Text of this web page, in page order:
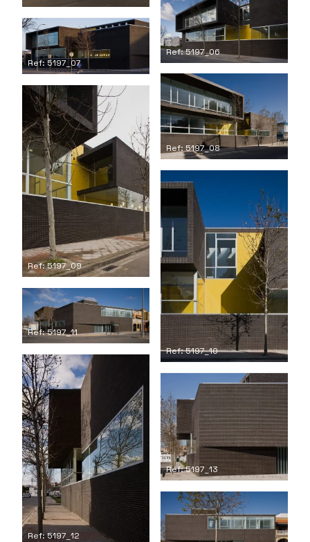
Ref: 5197_06
Ref: 5197_07
Ref: 5197_08
Ref: 5197_09
Ref: 5197_10
Ref: 5197_11
Ref: 5197_12
Ref: 5197_13